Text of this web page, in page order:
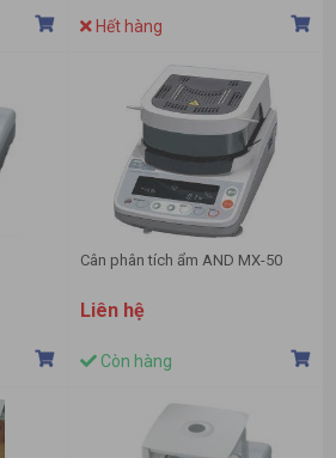
Hết hàng
Cân phân tích ẩm AND MX-50
Liên hệ
Còn hàng